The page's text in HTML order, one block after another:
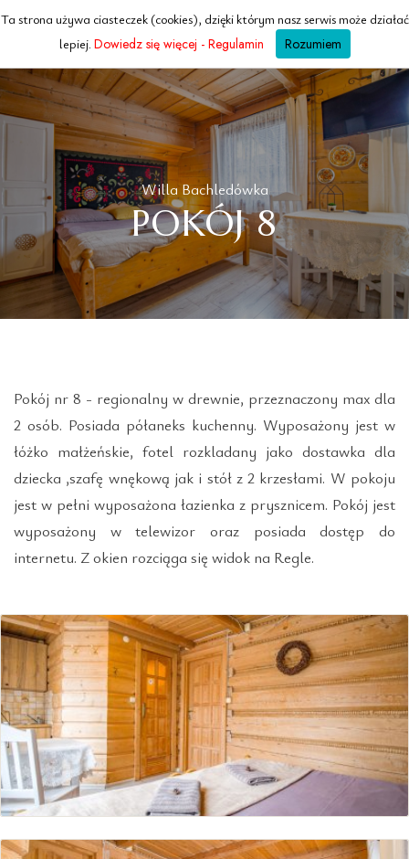
WILLA
Bachledowka
ZAKOPANE · TATRY
Willa Bachledówka
POKÓJ 8
Pokój nr 8 - regionalny w drewnie, przeznaczony max dla
2 osób. Posiada półaneks kuchenny. Wyposażony jest w
łóżko małżeńskie, fotel rozkladany jako dostawka dla
dziecka ,szafę wnękową jak i stół z 2 krzesłami. W pokoju
jest w pełni wyposażona łazienka z prysznicem. Pokój jest
wyposażony w telewizor oraz posiada dostęp do
internetu. Z okien rozciąga się widok na Regle.
Ta strona używa ciasteczek (cookies), dzięki którym nasz serwis może działać
lepiej. Dowiedz się więcej - Regulamin Rozumiem